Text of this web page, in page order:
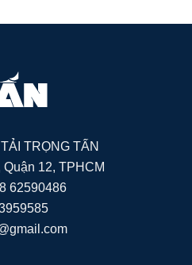
TRỌNG TẤN
12, TPHCM
62590486